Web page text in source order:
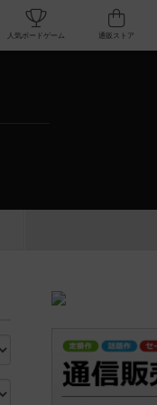
カフェ/店舗 人気ボードゲーム